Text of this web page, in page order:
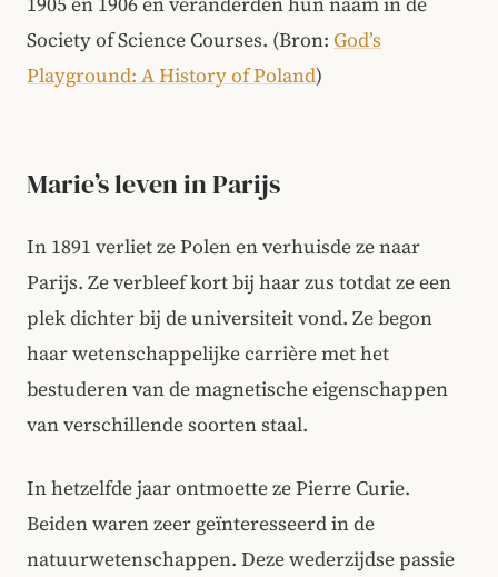
Society of Science Courses. (Bron: God’s
Playground: A History of Poland)
Marie’s leven in Parijs
In 1891 verliet ze Polen en verhuisde ze naar
Parijs. Ze verbleef kort bij haar zus totdat ze een
plek dichter bij de universiteit vond. Ze begon
haar wetenschappelijke carrière met het
bestuderen van de magnetische eigenschappen
van verschillende soorten staal.
In hetzelfde jaar ontmoette ze Pierre Curie.
Beiden waren zeer geïnteresseerd in de
natuurwetenschappen. Deze wederzijdse passie